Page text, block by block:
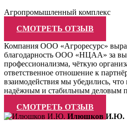
Агропромышленный комплекс
СМОТРЕТЬ ОТЗЫВ
Компания ООО «Агроресурс»
благодарность ООО «НЦАА» за
профессионализма, чёткую
ответственное отношение к
взаимодействия мы убедились, что
надёжным и стабильным деловым
СМОТРЕТЬ ОТЗЫВ
Илюшков И.Ю.